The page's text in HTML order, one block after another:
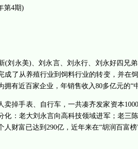
第4期)
(刘永美)、刘永言、刘永行、刘永好四兄
成了从养殖行业到饲料行业的转变，并在
拥有近百家企业，年销售收入80多亿元的
卖掉手表、自行车，一共凑齐发家资本
化：老大刘永言向高科技领域进军；老
人财富已达到290亿，近年来在“胡润百富